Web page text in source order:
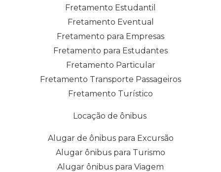
Fretamento Estudantil
Fretamento Eventual
Fretamento para Empresas
Fretamento para Estudantes
Fretamento Particular
Fretamento Transporte Passageiros
Fretamento Turístico
Locação de ônibus
Alugar de ônibus para Excursão
Alugar ônibus para Turismo
Alugar ônibus para Viagem